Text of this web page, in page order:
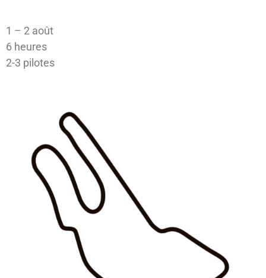
1 – 2 août
6 heures
2-3 pilotes